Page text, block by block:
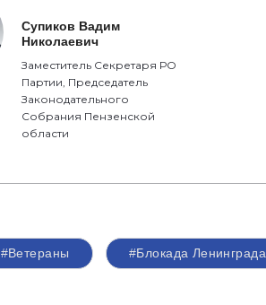
Супиков Вадим
Николаевич
Заместитель Секретаря РО
Партии, Председатель
Законодательного
Собрания Пензенской
области
#Ветераны #Блокада Ленинграда